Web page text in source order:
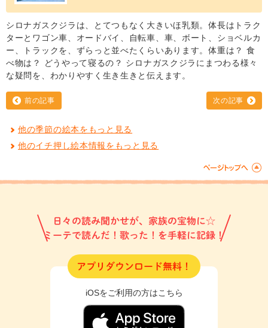
シロナガスクジラは、とてつもなく大きいほ乳類。体長はトラク
ターとワゴン車、オードバイ、自転車、車、ボート、ショベルカ
ー、トラックを、ずらっと並べたくらいあります。体重は？ 食
べ物は？ どうやって寝るの？ シロナガスクジラにまつわる様々
な疑問を、わかりやすく生き生きと伝えます。
前の記事 次の記事
他の季節の絵本をもっと見る
他のイチ押し絵本情報をもっと見る
日々の読み聞かせが、家族の宝物に☆
ミーテで読んだ！歌った！を手軽に記録！
アプリダウンロード無料！
iOSをご利用の方はこちら